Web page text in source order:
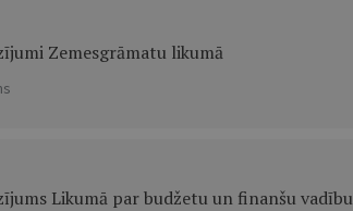
Zemesgrāmatu likumā
Likumā par budžetu un finanšu vadību